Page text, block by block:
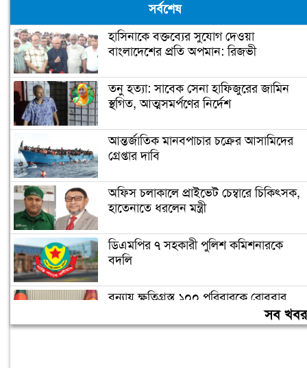
সর্বশেষ
হাসিনাকে বক্তব্যের সুযোগ দেওয়া
বাংলাদেশের প্রতি অপমান: রিজভী
তনু হত্যা: সাবেক সেনা হাফিজুরের জামিন
স্থগিত, আত্মসমর্পণের নির্দেশ
আন্তর্জাতিক মানবপাচার চক্রের আসামিদের
গ্রেপ্তার দাবি
অফিস চলাকালে প্রাইভেট চেম্বারে চিকিৎসক,
হাতেনাতে ধরলেন মন্ত্রী
ডিএমপির ৭ সহকারী পুলিশ কমিশনারকে
বদলি
বন্যায় ক্ষতিগ্রস্ত ১০০ পরিবারকে রোববার
সব